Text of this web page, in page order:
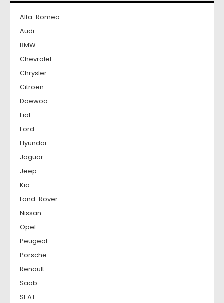
Alfa-Romeo
Audi
BMW
Chevrolet
Chrysler
Citroen
Daewoo
Fiat
Ford
Hyundai
Jaguar
Jeep
Kia
Land-Rover
Nissan
Opel
Peugeot
Porsche
Renault
Saab
SEAT